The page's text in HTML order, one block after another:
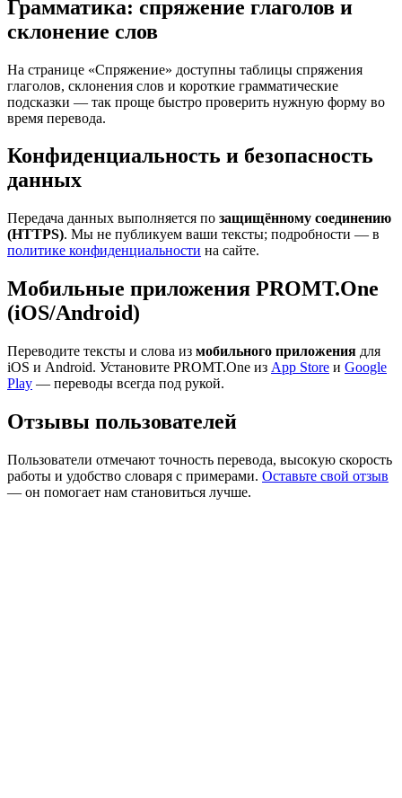
Грамматика: спряжение глаголов и
склонение слов
На странице «Спряжение» доступны таблицы спряжения
глаголов, склонения слов и короткие грамматические
подсказки — так проще быстро проверить нужную форму во
время перевода.
Конфиденциальность и безопасность
данных
Передача данных выполняется по защищённому соединению
(HTTPS). Мы не публикуем ваши тексты; подробности — в
политике конфиденциальности на сайте.
Мобильные приложения PROMT.One
(iOS/Android)
Переводите тексты и слова из мобильного приложения для
iOS и Android. Установите PROMT.One из App Store и Google
Play — переводы всегда под рукой.
Отзывы пользователей
Пользователи отмечают точность перевода, высокую скорость
работы и удобство словаря с примерами. Оставьте свой отзыв
— он помогает нам становиться лучше.